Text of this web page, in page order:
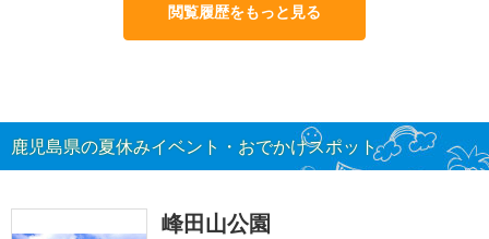
閲覧履歴をもっと見る
鹿児島県の夏休みイベント・おでかけスポット
峰田山公園